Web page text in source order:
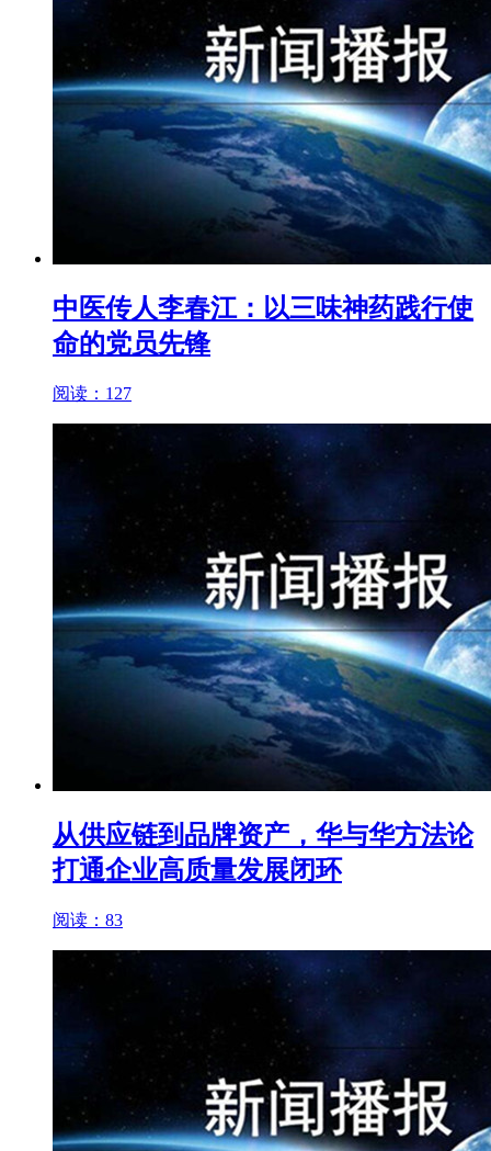
中医传人李春江：以三味神药践行使
命的党员先锋
阅读：127
从供应链到品牌资产，华与华方法论
打通企业高质量发展闭环
阅读：83